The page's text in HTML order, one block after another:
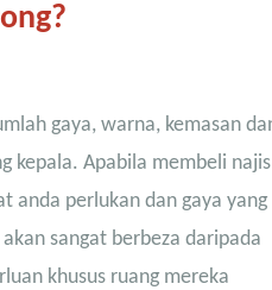
gaya, warna, kemasan
kepala. Apabila membeli najis
anda perlukan dan gaya yang
sangat berbeza daripada
khusus ruang mereka